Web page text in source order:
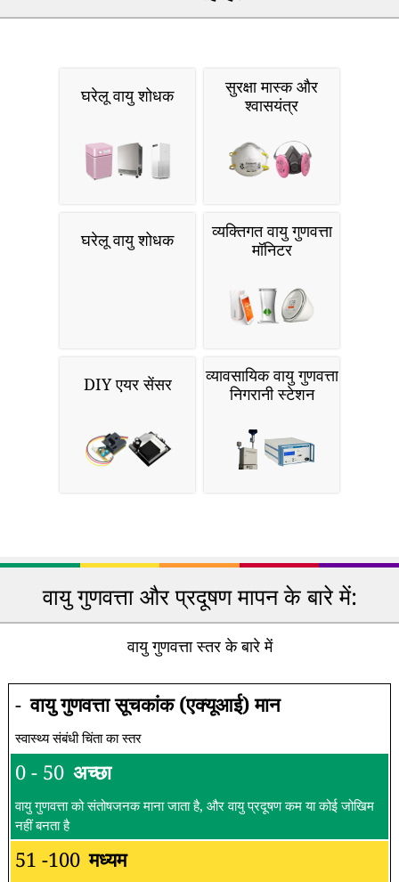
घरेलू वायु शोधक
सुरक्षा मास्क और
श्वासयंत्र
घरेलू वायु शोधक
व्यक्तिगत वायु गुणवत्ता
मॉनिटर
DIY एयर सेंसर
व्यावसायिक वायु गुणवत्ता
निगरानी स्टेशन
वायु गुणवत्ता और प्रदूषण मापन के बारे में:
वायु गुणवत्ता स्तर के बारे में
- वायु गुणवत्ता सूचकांक (एक्यूआई) मान
स्वास्थ्य संबंधी चिंता का स्तर
0 - 50 अच्छा
वायु गुणवत्ता को संतोषजनक माना जाता है, और वायु प्रदूषण कम या कोई जोखिम
नहीं बनता है
51 -100 मध्यम